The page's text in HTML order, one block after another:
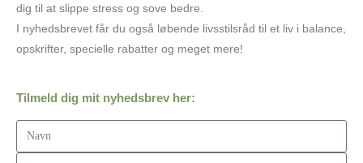
dig til at slippe stress og sove bedre.
I nyhedsbrevet får du også løbende livsstilsråd til et liv i balance,
opskrifter, specielle rabatter og meget mere!
Tilmeld dig mit nyhedsbrev her: